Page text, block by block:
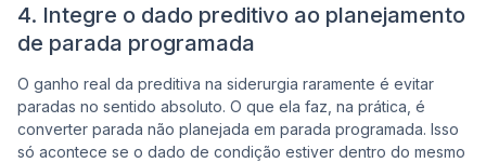
4. Integre o dado preditivo ao planejamento
de parada programada
O ganho real da preditiva na siderurgia raramente é evitar
paradas no sentido absoluto. O que ela faz, na prática, é
converter parada não planejada em parada programada. Isso
só acontece se o dado de condição estiver dentro do mesmo